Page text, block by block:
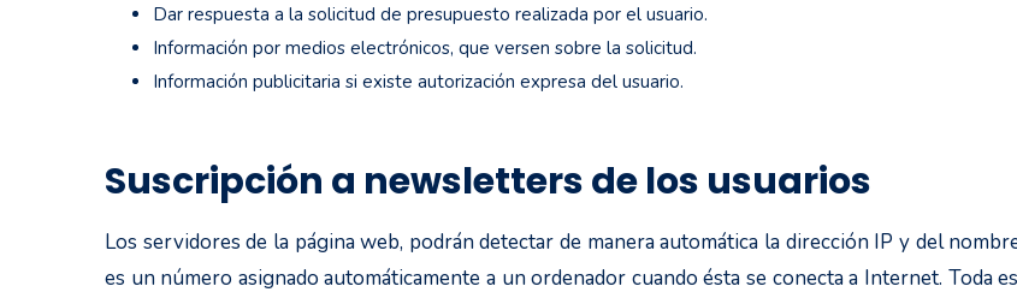
Dar respuesta a la solicitud de presupuesto realizada por el usuario.
Información por medios electrónicos, que versen sobre la solicitud.
Información publicitaria si existe autorización expresa del usuario.
Suscripción a newsletters de los usuarios
Los servidores de la página web, podrán detectar de manera automática la dirección IP y del
es un número asignado automáticamente a un ordenador cuando ésta se conecta a Internet. Toda